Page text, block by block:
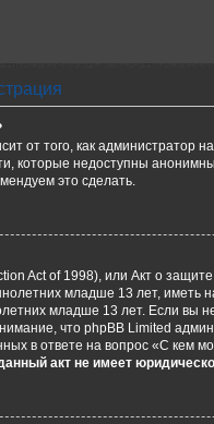
от того, как
которые недоступны
это сделать.
Act of 1998), или Акт о
младше 13 лет, иметь
младше 13 лет. Если вы
что phpBB Limited
в ответе на вопрос «С кем
акт не имеет